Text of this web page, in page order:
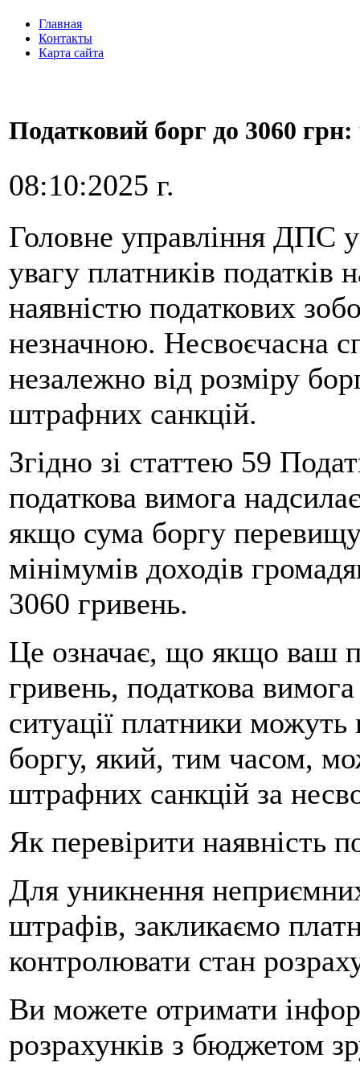
Главная
Контакты
Карта сайта
Податковий борг до 3060
08:10:2025 г.
Головне управління ДПС у
увагу платників податків
наявністю податкових
незначною. Несвоєчасна
незалежно від розміру
штрафних санкцій.
Згідно зі статтею 59
податкова вимога
якщо сума боргу
мінімумів доходів
3060 гривень.
Це означає, що якщо ваш
гривень, податкова
ситуації платники можуть
боргу, який, тим часом,
штрафних санкцій за
Як перевірити наявність
Для уникнення
штрафів, закликаємо
контролювати стан
Ви можете отримати
розрахунків з бюджетом